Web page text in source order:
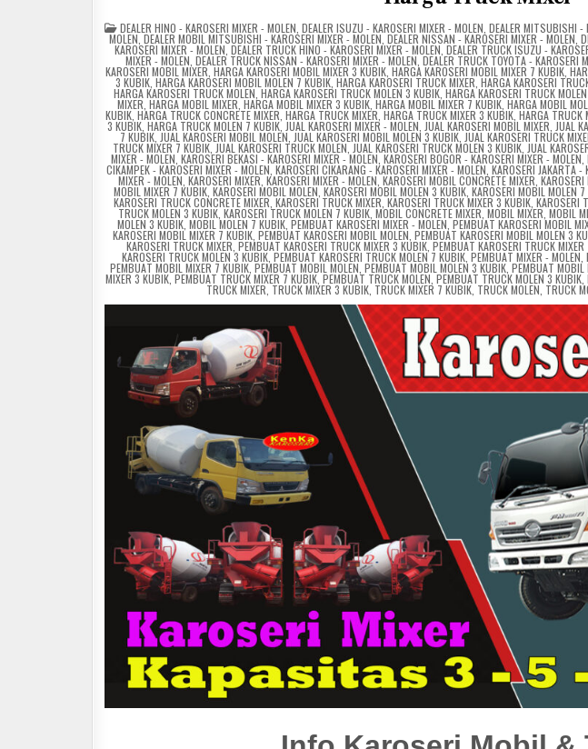
POSTED
IN
DEALER HINO - KAROSERI MIXER - MOLEN DEALER ISUZU - KAROSERI MIXER - MOLEN DEALER MITSUBISHI -
MOLEN DEALER MOBIL MITSUBISHI - KAROSERI MIXER - MOLEN DEALER NISSAN - KAROSERI MIXER - MOLEN
KAROSERI MIXER - MOLEN ,DEALER TRUCK HINO - KAROSERI MIXER - MOLEN ,DEALER TRUCK ISUZU -
MIXER - MOLEN ,DEALER TRUCK NISSAN - KAROSERI MIXER - MOLEN ,DEALER TRUCK TOYOTA - KAROSERI
KAROSERI MOBIL MIXER HARGA KAROSERI MOBIL MIXER 3 KUBIK, HARGA KAROSERI MOBIL MIXER 7 KUBIK,
3 KUBIK, HARGA KAROSERI MOBIL MOLEN 7 KUBIK, HARGA KAROSERI TRUCK MIXER HARGA KAROSERI
HARGA KAROSERI TRUCK MOLEN ,HARGA KAROSERI TRUCK MOLEN 3 KUBIK ,HARGA KAROSERI TRUCK
MIXER ,HARGA MOBIL MIXER ,HARGA MOBIL MIXER 3 KUBIK ,HARGA MOBIL MIXER 7 KUBIK ,HARGA MOBIL
KUBIK ,HARGA TRUCK CONCRETE MIXER ,HARGA TRUCK MIXER ,HARGA TRUCK MIXER 3 KUBIK ,HARGA TRUCK
3 KUBIK ,HARGA TRUCK MOLEN 7 KUBIK, JUAL KAROSERI MIXER - MOLEN JUAL KAROSERI MOBIL MIXER JUAL
7 KUBIK, JUAL KAROSERI MOBIL MOLEN JUAL KAROSERI MOBIL MOLEN 3 KUBIK, JUAL KAROSERI TRUCK
TRUCK MIXER 7 KUBIK, JUAL KAROSERI TRUCK MOLEN JUAL KAROSERI TRUCK MOLEN 3 KUBIK, JUAL
MIXER - MOLEN KAROSERI BEKASI - KAROSERI MIXER - MOLEN KAROSERI BOGOR - KAROSERI MIXER - MOLEN
CIKAMPEK - KAROSERI MIXER - MOLEN ,KAROSERI CIKARANG - KAROSERI MIXER - MOLEN ,KAROSERI JAKARTA -
MIXER - MOLEN ,KAROSERI MIXER ,KAROSERI MIXER - MOLEN ,KAROSERI MOBIL CONCRETE MIXER ,
MOBIL MIXER 7 KUBIK ,KAROSERI MOBIL MOLEN ,KAROSERI MOBIL MOLEN 3 KUBIK ,KAROSERI MOBIL MOLEN
KAROSERI TRUCK CONCRETE MIXER KAROSERI TRUCK MIXER KAROSERI TRUCK MIXER 3 KUBIK, KAROSERI
TRUCK MOLEN 3 KUBIK, KAROSERI TRUCK MOLEN 7 KUBIK, MOBIL CONCRETE MIXER MOBIL MIXER MOBIL
MOLEN 3 KUBIK, MOBIL MOLEN 7 KUBIK, PEMBUAT KAROSERI MIXER - MOLEN PEMBUAT KAROSERI MOBIL
KAROSERI MOBIL MIXER 7 KUBIK, PEMBUAT KAROSERI MOBIL MOLEN PEMBUAT KAROSERI MOBIL MOLEN 3
KAROSERI TRUCK MIXER ,PEMBUAT KAROSERI TRUCK MIXER 3 KUBIK ,PEMBUAT KAROSERI TRUCK
KAROSERI TRUCK MOLEN 3 KUBIK, PEMBUAT KAROSERI TRUCK MOLEN 7 KUBIK, PEMBUAT MIXER - MOLEN
PEMBUAT MOBIL MIXER 7 KUBIK ,PEMBUAT MOBIL MOLEN ,PEMBUAT MOBIL MOLEN 3 KUBIK ,PEMBUAT MOBIL
MIXER 3 KUBIK ,PEMBUAT TRUCK MIXER 7 KUBIK ,PEMBUAT TRUCK MOLEN ,PEMBUAT TRUCK MOLEN 3 KUBIK ,
TRUCK MIXER TRUCK MIXER 3 KUBIK, TRUCK MIXER 7 KUBIK, TRUCK MOLEN TRUCK